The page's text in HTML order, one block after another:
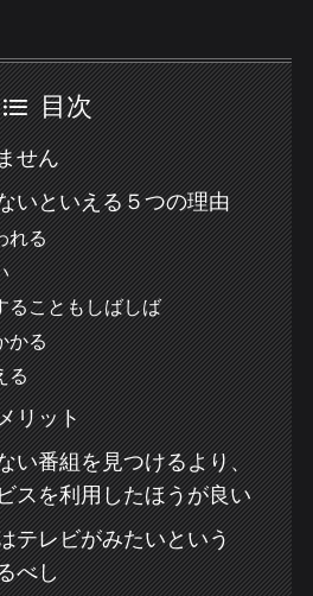
目次
せん
いといえる５つの理由
れる
ることもしばしば
かる
る
リット
い番組を見つけるより、
スを利用したほうが良い
テレビがみたいという
べし